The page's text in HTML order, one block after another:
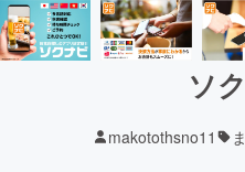
ソ
makotothsno11